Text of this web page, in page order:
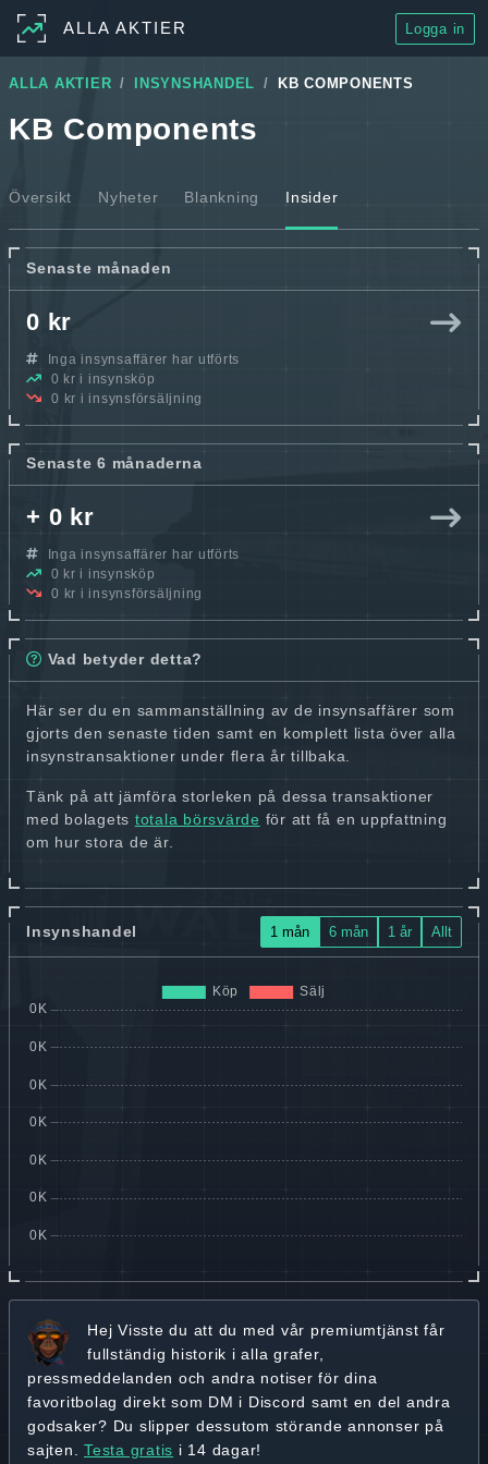
ALLA AKTIER Logga in
ALLA AKTIER INSYNSHANDEL KB COMPONENTS
KB Components
Översikt Nyheter Blankning Insider
Senaste månaden
0 kr
Inga insynsaffärer har utförts
0 kr i insynsköp
0 kr i insynsförsäljning
Senaste 6 månaderna
+ 0 kr
Inga insynsaffärer har utförts
0 kr i insynsköp
0 kr i insynsförsäljning
Vad betyder detta?
Här ser du en sammanställning av de insynsaffärer som
gjorts den senaste tiden samt en komplett lista över alla
insynstransaktioner under flera år tillbaka.
Tänk på att jämföra storleken på dessa transaktioner
med bolagets totala börsvärde för att få en uppfattning
om hur stora de är.
Insynshandel 1 mån 6 mån 1 år Allt
Hej Visste du att du med vår premiumtjänst får
fullständig historik i alla grafer,
pressmeddelanden och andra notiser för dina
favoritbolag direkt som DM i Discord samt en del andra
godsaker? Du slipper dessutom störande annonser på
sajten. Testa gratis i 14 dagar!